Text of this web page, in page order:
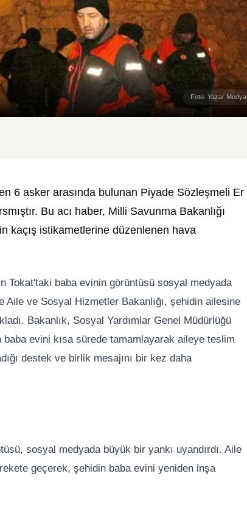
Foto: Yazar Medya
6 asker arasında bulunan Piyade Sözleşmeli Er
Bu acı haber, Milli Savunma Bakanlığı
kaçış istikametlerine düzenlenen hava
Tokat'taki baba evinin görüntüsü sosyal medyada
Aile ve Sosyal Hizmetler Bakanlığı, şehidin ailesine
Bakanlık, Sosyal Yardımlar Genel Müdürlüğü
baba evini kısa sürede tamamlayarak aileye teslim
destek ve birlik mesajını bir kez daha
sosyal medyada büyük bir yankı uyandırdı. Aile
geçerek, şehidin baba evini yeniden inşa